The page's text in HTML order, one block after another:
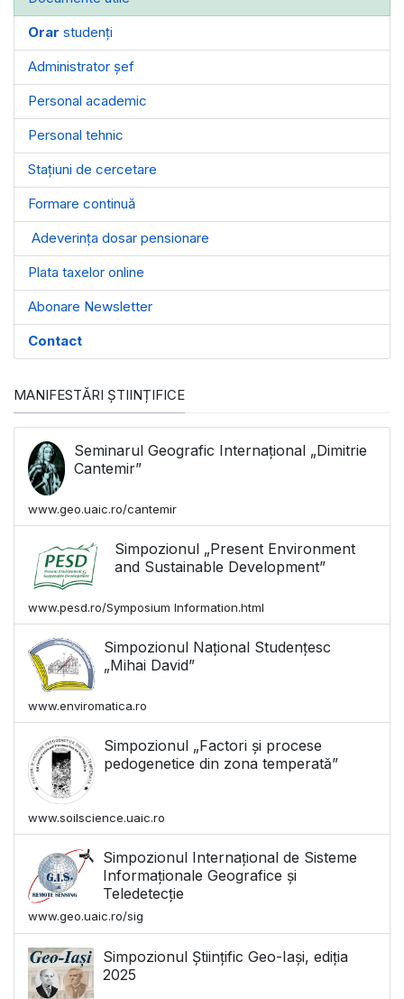
Orar studenți
Administrator șef
Personal academic
Personal tehnic
Stațiuni de cercetare
Formare continuă
Adeverința dosar pensionare
Plata taxelor online
Abonare Newsletter
Contact
MANIFESTĂRI ȘTIINȚIFICE
Seminarul Geografic Internațional „Dimitrie
Cantemir”
www.geo.uaic.ro/cantemir
Simpozionul „Present Environment
and Sustainable Development”
www.pesd.ro/Symposium Information.html
Simpozionul Național Studențesc
„Mihai David”
www.enviromatica.ro
Simpozionul „Factori și procese
pedogenetice din zona temperată”
www.soilscience.uaic.ro
Simpozionul Internațional de Sisteme
Informaționale Geografice și
Teledetecție
www.geo.uaic.ro/sig
Simpozionul Științific Geo-Iași, ediția
2025